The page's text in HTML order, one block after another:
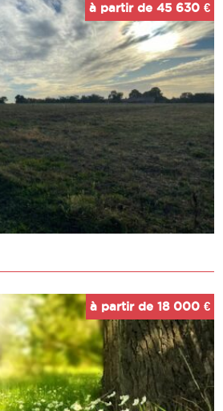
à partir de 45 630 €
à partir de 18 000 €